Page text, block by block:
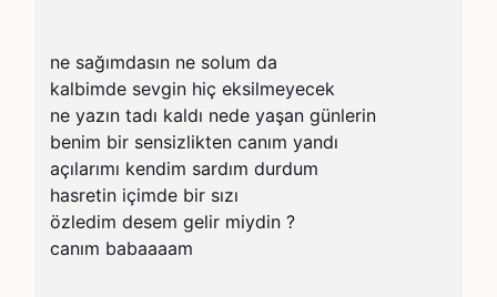
ne sağımdasın ne solum da
kalbimde sevgin hiç eksilmeyecek
ne yazın tadı kaldı nede yaşan günlerin
benim bir sensizlikten canım yandı
açılarımı kendim sardım durdum
hasretin içimde bir sızı
özledim desem gelir miydin ?
canım babaaaam